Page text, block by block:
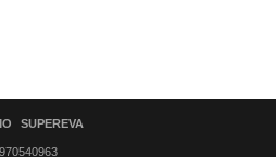
SUPEREVA